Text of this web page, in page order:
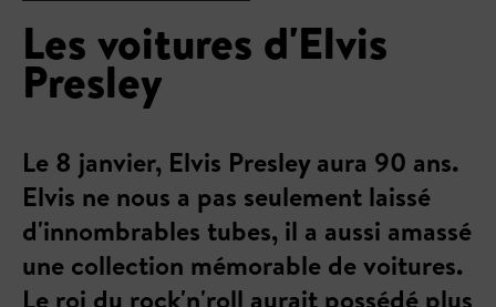
Les voitures d'Elvis
Presley
Le 8 janvier, Elvis Presley aura 90 ans.
Elvis ne nous a pas seulement laissé
d'innombrables tubes, il a aussi amassé
une collection mémorable de voitures.
Le roi du rock'n'roll aurait possédé plus